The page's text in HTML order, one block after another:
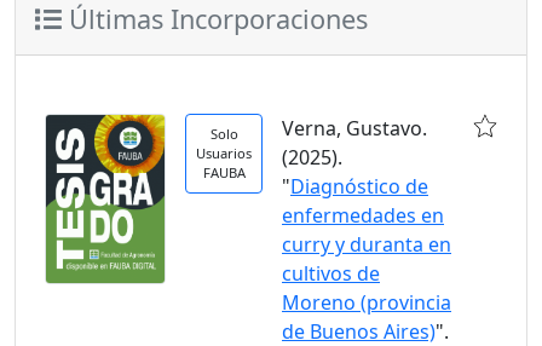
Últimas Incorporaciones
Solo
Usuarios
FAUBA
Verna, Gustavo.
(2025).
"Diagnóstico de
enfermedades en
curry y duranta en
cultivos de
Moreno (provincia
de Buenos Aires)".